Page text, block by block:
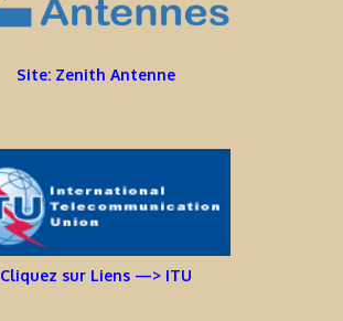
Site: Zenith Antenne
Cliquez sur Liens —> ITU